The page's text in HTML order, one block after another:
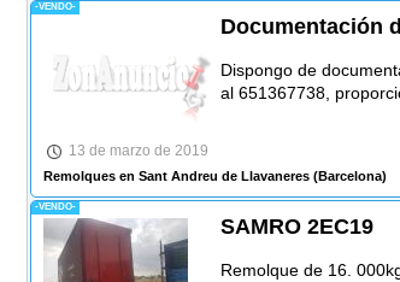
-VENDO-
Documentación
Dispongo de
al 651367738,
13 de marzo de 2019
Remolques en Sant Andreu de Llavaneres(Barcelona)
-VENDO-
SAMRO 2EC19
Remolque de 16.